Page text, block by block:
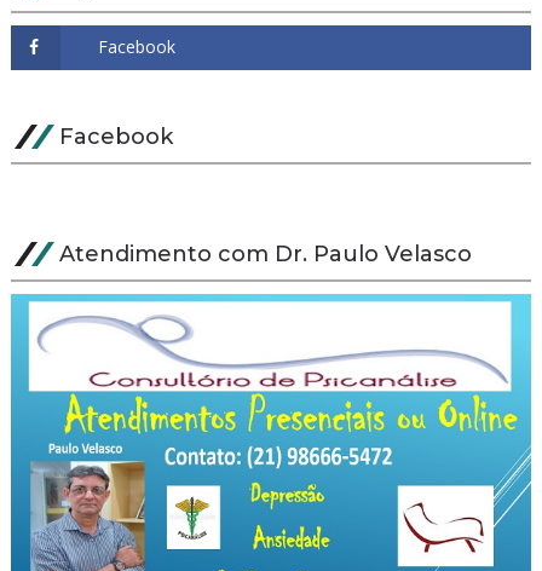
Facebook
Atendimento com Dr. Paulo Velasco